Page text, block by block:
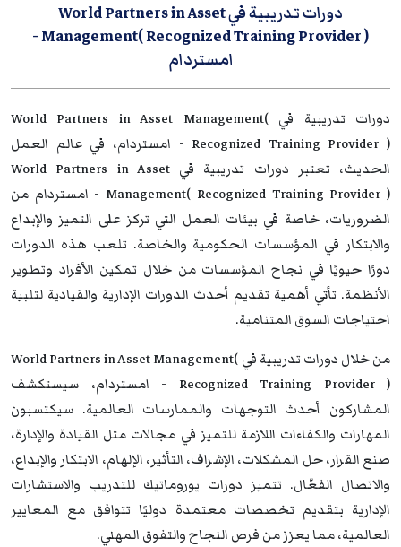
دورات تدريبية في World Partners in Asset
Management( Recognized Training Provider )
-
امستردام
دورات تدريبية في World Partners in Asset Management(
Recognized Training Provider ) - امستردام، في عالم العمل
الحديث، تعتبر دورات تدريبية في World Partners in Asset
Management( Recognized Training Provider ) - امستردام من
الضروريات، خاصة في بيئات العمل التي تركز على التميز والإبداع
والابتكار في المؤسسات الحكومية والخاصة. تلعب هذه الدورات
دورًا حيويًا في نجاح المؤسسات من خلال تمكين الأفراد وتطوير
الأنظمة. تأتي أهمية تقديم أحدث الدورات الإدارية والقيادية لتلبية
احتياجات السوق المتنامية.
من خلال دورات تدريبية في World Partners in Asset Management(
Recognized Training Provider ) - امستردام، سيستكشف
المشاركون أحدث التوجهات والممارسات العالمية. سيكتسبون
المهارات والكفاءات اللازمة للتميز في مجالات مثل القيادة والإدارة،
صنع القرار، حل المشكلات، الإشراف، التأثير، الإلهام، الابتكار والإبداع،
والاتصال الفعّال. تتميز دورات يوروماتيك للتدريب والاستشارات
الإدارية بتقديم تخصصات معتمدة دوليًا تتوافق مع المعايير
العالمية، مما يعزز من فرص النجاح والتفوق المهني.